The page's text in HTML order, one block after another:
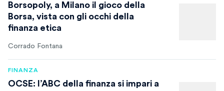
Borsopoly, a Milano il gioco della
Borsa, vista con gli occhi della
finanza etica
Corrado Fontana
FINANZA
OCSE: l’ABC della finanza si impari a